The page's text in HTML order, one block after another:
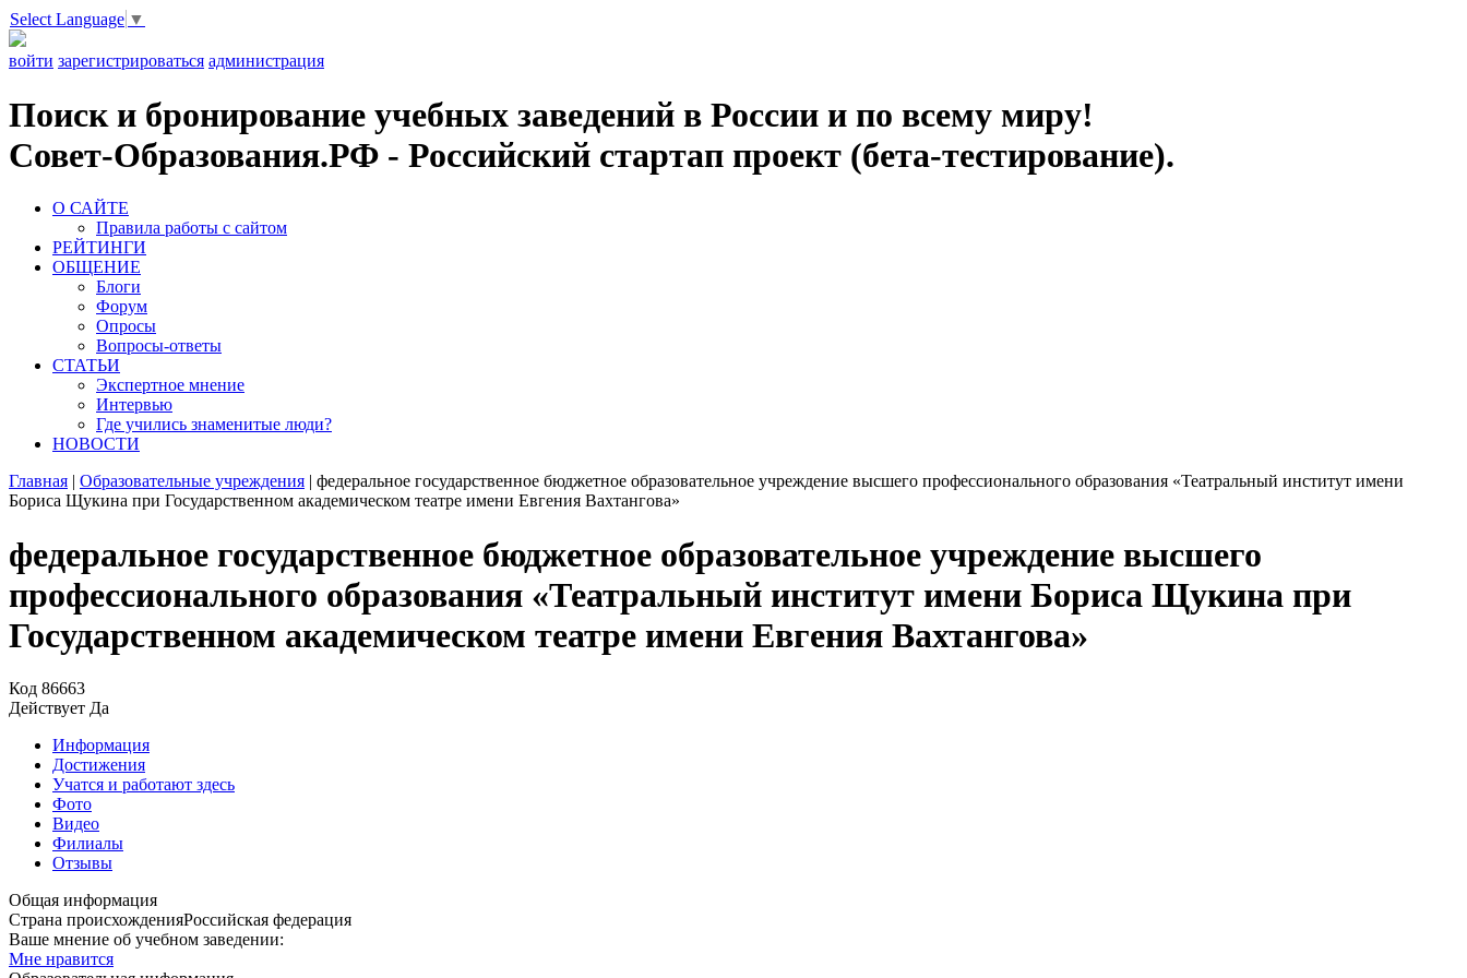
Select Language ▼
войти зарегистрироваться администрация
Поиск и бронирование учебных заведений в России и по всему миру!
Совет-Образования.РФ - Российский стартап проект (бета-тестирование).
О САЙТЕ
Правила работы с сайтом
РЕЙТИНГИ
ОБЩЕНИЕ
Блоги
Форум
Опросы
Вопросы-ответы
СТАТЬИ
Экспертное мнение
Интервью
Где учились знаменитые люди?
НОВОСТИ
Главная | Образовательные учреждения | федеральное государственное бюджетное образовательное учреждение высшего профессионального образования «Театральный институт имени
Бориса Щукина при Государственном академическом театре имени Евгения Вахтангова»
федеральное государственное бюджетное образовательное учреждение высшего
профессионального образования «Театральный институт имени Бориса Щукина при
Государственном академическом театре имени Евгения Вахтангова»
Код 86663
Действует Да
Информация
Достижения
Учатся и работают здесь
Фото
Видео
Филиалы
Отзывы
Общая информация
Страна происхожденияРоссийская федерация
Ваше мнение об учебном заведении:
Мне нравится